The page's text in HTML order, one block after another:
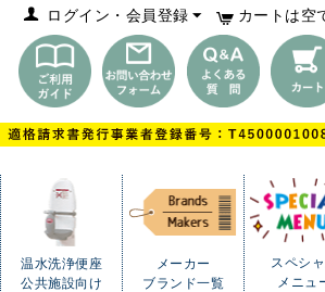
カートは空
ログイン・会員登録
温水洗浄便座
公共施設向け
メーカー
ブランド一覧
スペシ
メニュ